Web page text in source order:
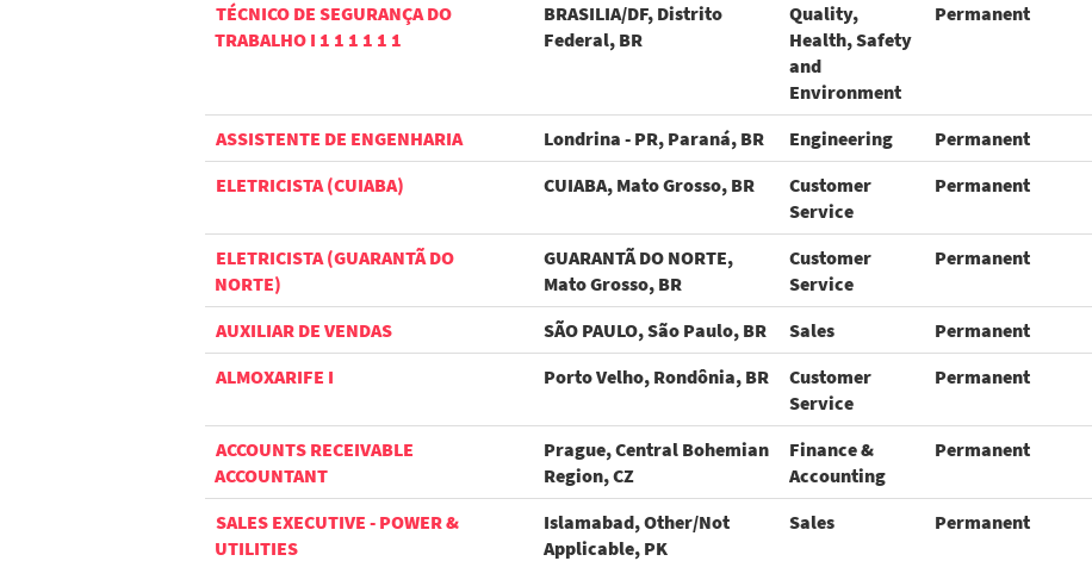
TÉCNICO DE SEGURANÇA DO
TRABALHO I 1 1 1 1 1 1
BRASILIA/DF, Distrito
Federal, BR
Quality,
Health, Safety
and
Environment
Permanent
ASSISTENTE DE ENGENHARIA Londrina - PR, Paraná, BR Engineering Permanent
ELETRICISTA (CUIABA)
CUIABA, Mato Grosso, BR
Customer
Service
Permanent
ELETRICISTA (GUARANTÃ DO
NORTE)
GUARANTÃ DO NORTE,
Mato Grosso, BR
Customer
Service
Permanent
AUXILIAR DE VENDAS SÃO PAULO, São Paulo, BR Sales Permanent
ALMOXARIFE I
Porto Velho, Rondônia, BR
Customer
Service
Permanent
ACCOUNTS RECEIVABLE
ACCOUNTANT
Prague, Central Bohemian
Region, CZ
Finance &
Accounting
Permanent
SALES EXECUTIVE - POWER &
UTILITIES
Islamabad, Other/Not
Applicable, PK
Sales Permanent